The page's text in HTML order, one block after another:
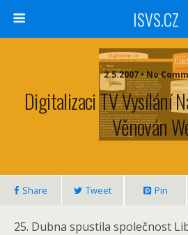
ISVS.CZ
2.5.2007 • No
Digitalizaci TV Vysílání
Věnován
Share Tweet Pin
25. Dubna spustila společnost